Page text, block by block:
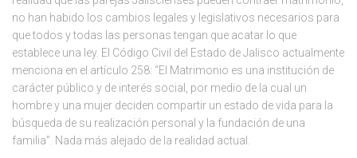
no han habido los cambios legales y legislativos necesarios para
que todos y todas las personas tengan que acatar lo que
establece una ley. El Código Civil del Estado de Jalisco actualmente
menciona en el artículo 258: “El Matrimonio es una institución de
carácter público y de interés social, por medio de la cual un
hombre y una mujer deciden compartir un estado de vida para la
búsqueda de su realización personal y la fundación de una
familia”. Nada más alejado de la realidad actual.